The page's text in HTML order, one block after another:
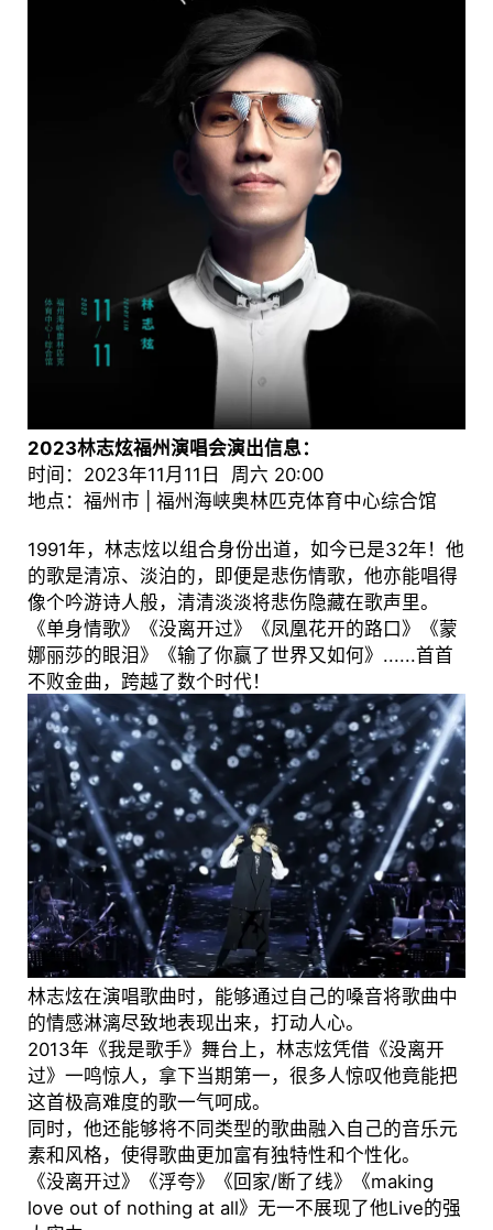
2023林志炫福州演唱会演出信息：
时间：2023年11月11日 周六 20:00
地点：福州市 | 福州海峡奥林匹克体育中心综合馆
1991年，林志炫以组合身份出道，如今已是32年！他
的歌是清凉、淡泊的，即便是悲伤情歌，他亦能唱得
像个吟游诗人般，清清淡淡将悲伤隐藏在歌声里。
《单身情歌》《没离开过》《凤凰花开的路口》《蒙
娜丽莎的眼泪》《输了你赢了世界又如何》......首首
不败金曲，跨越了数个时代！
林志炫在演唱歌曲时，能够通过自己的嗓音将歌曲中
的情感淋漓尽致地表现出来，打动人心。
2013年《我是歌手》舞台上，林志炫凭借《没离开
过》一鸣惊人，拿下当期第一，很多人惊叹他竟能把
这首极高难度的歌一气呵成。
同时，他还能够将不同类型的歌曲融入自己的音乐元
素和风格，使得歌曲更加富有独特性和个性化。
《没离开过》《浮夸》《回家/断了线》《making
love out of nothing at all》无一不展现了他Live的强